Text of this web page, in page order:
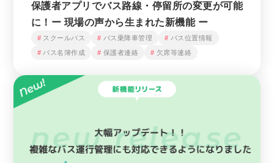
保護者アプリでバス路線・停留所の変更が可能
に！ー 現場の声から生まれた新機能 ー
スクールバス バス乗降車管理
バス位置情報
バス名簿作成
保護者連絡 欠席等連絡